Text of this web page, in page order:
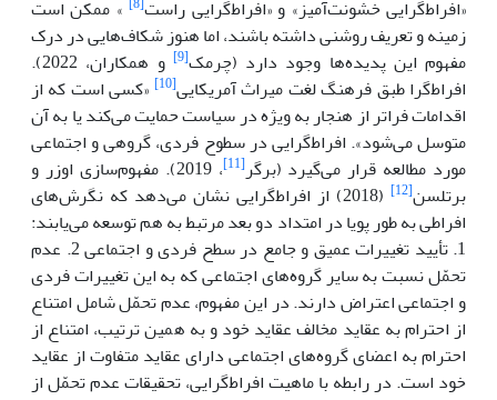
«افراط‌گرایی خشونت‌آمیز» و «افراط‌گرایی راست » ممکن است
زمینه و تعریف روشنی داشته باشند، اما هنوز شکاف‌هایی در درک
مفهوم این پدیده‌ها وجود دارد (چرمک[9]
و همکاران، 2022).
افراط‌گرا طبق فرهنگ لغت میراث آمریکایی[10]
«کسی است که از
اقدامات فراتر از هنجار به ویژه در سیاست حمایت می‌کند یا به آن
متوسل می‌شود». افراط‌گرایی در سطوح فردی، گروهی و اجتماعی
مورد مطالعه قرار می‌گیرد (برگر[11]
، 2019). مفهوم‌سازی اوزر و
برتلسن[12]
(2018) از افراط‌گرایی نشان می‌دهد که نگرش‌های
افراطی به طور پویا در امتداد دو بعد مرتبط به هم توسعه می‌یابند:
1. تأیید تغییرات عمیق و جامع در سطح فردی و اجتماعی 2. عدم
تحمّل نسبت به سایر گروه‌های اجتماعی که به این تغییرات فردی
و اجتماعی اعتراض دارند. در این مفهوم، عدم تحمّل شامل امتناع
از احترام به عقاید مخالف عقاید خود و به همین ترتیب، امتناع از
احترام به اعضای گروه‌های اجتماعی دارای عقاید متفاوت از عقاید
خود است. در رابطه با ماهیت افراط‌گرایی، تحقیقات عدم تحمّل از